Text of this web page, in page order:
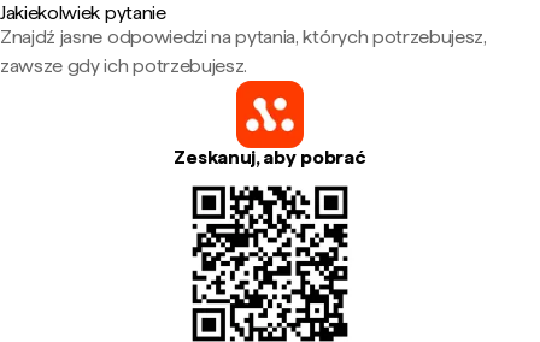
Jakiekolwiek pytanie
Znajdź jasne odpowiedzi na pytania, których potrzebujesz,
zawsze gdy ich potrzebujesz.
Zeskanuj, aby pobrać